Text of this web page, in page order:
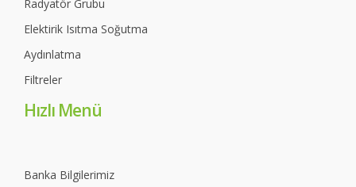
Radyatör Grubu
Elektirik Isıtma Soğutma
Aydınlatma
Filtreler
Hızlı Menü
Banka Bilgilerimiz